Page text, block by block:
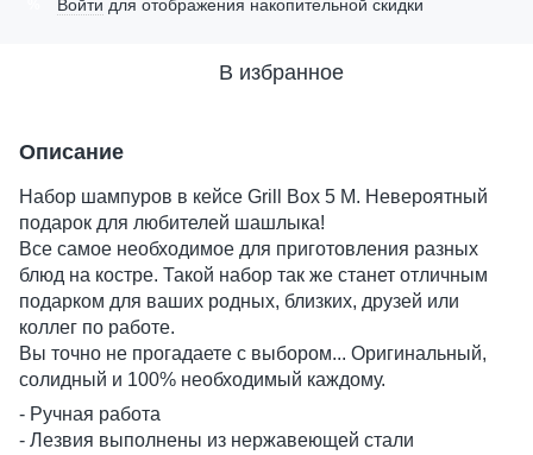
Войти для отображения накопительной скидки
В избранное
Описание
Набор шампуров в кейсе Grill Box 5 M. Невероятный
подарок для любителей шашлыка!
Все самое необходимое для приготовления разных
блюд на костре. Такой набор так же станет отличным
подарком для ваших родных, близких, друзей или
коллег по работе.
Вы точно не прогадаете с выбором... Оригинальный,
солидный и 100% необходимый каждому.
- Ручная работа
- Лезвия выполнены из нержавеющей стали